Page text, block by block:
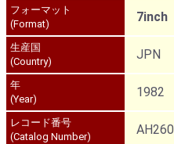
フォーマット
(Format)
7inch
生産国
(Country)
JPN
年
(Year)
1982
レコード番号
(Catalog Number)
AH260